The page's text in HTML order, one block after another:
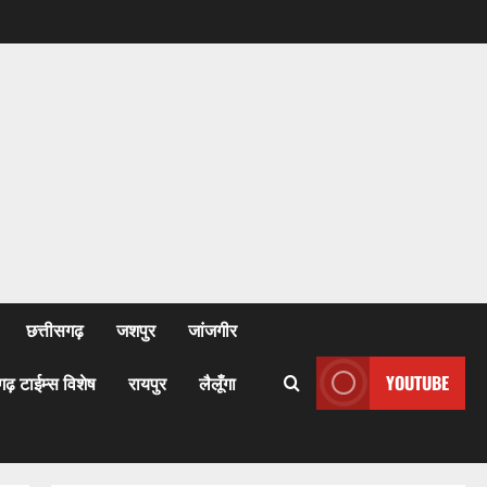
छत्तीसगढ़ जशपुर जांजगीर
टाईम्स विशेष रायपुर लैलूँगा YOUTUBE